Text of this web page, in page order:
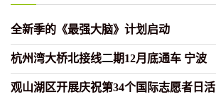
全新季的《最强大脑》计划启动
杭州湾大桥北接线二期12月底通车 宁波
观山湖区开展庆祝第34个国际志愿者日活